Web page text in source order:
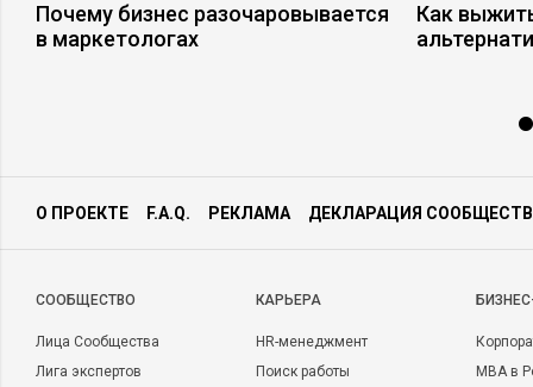
Почему бизнес разочаровывается
в маркетологах
Как
О ПРОЕКТЕ F.A.Q. РЕКЛАМА ДЕКЛАРАЦИЯ
CООБЩЕСТВО
Лица Сообщества
Лига экспертов
КАРЬЕРА
HR-менеджмент
Поиск работы
MBA в